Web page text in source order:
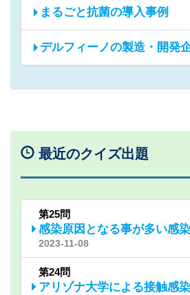
まるごと抗菌の導入事例
デルフィーノの製造・開発
最近のクイズ出題
第25問
感染原因となる事が多い感
2023-11-08
第24問
アリゾナ大学による接触感